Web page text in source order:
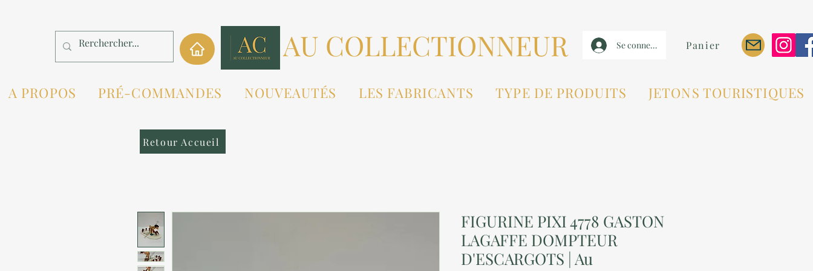
AU COLLECTIONNEUR Se connecter Panier
A PROPOS PRÉ-COMMANDES NOUVEAUTÉS LES FABRICANTS TYPE DE PRODUITS JETONS TOURISTIQUES
FIGURINE PIXI 4778 GASTON
LAGAFFE DOMPTEUR
D'ESCARGOTS | Au
Retour Accueil